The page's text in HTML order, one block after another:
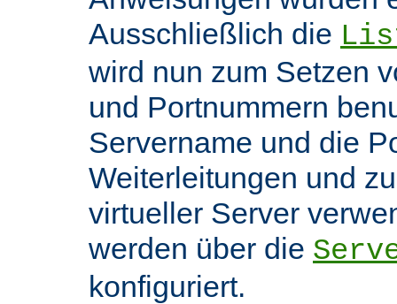
Ausschließlich die
wird nun zum Setzen
und Portnummern
Servername und die
Weiterleitungen und
virtueller Server
werden über die
konfiguriert.